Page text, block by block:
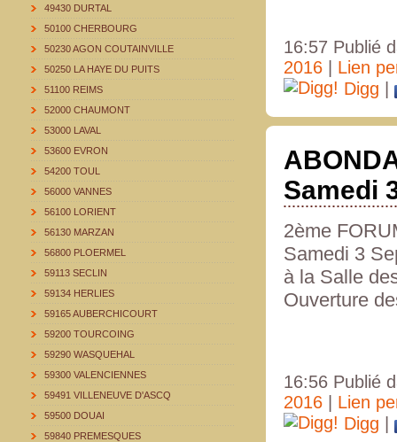
49430 DURTAL
50100 CHERBOURG
50230 AGON COUTAINVILLE
50250 LA HAYE DU PUITS
51100 REIMS
52000 CHAUMONT
53000 LAVAL
53600 EVRON
54200 TOUL
56000 VANNES
56100 LORIENT
56130 MARZAN
56800 PLOERMEL
59113 SECLIN
59134 HERLIES
59165 AUBERCHICOURT
59200 TOURCOING
59290 WASQUEHAL
59300 VALENCIENNES
59491 VILLENEUVE D'ASCQ
59500 DOUAI
59840 PREMESQUES
16:57 Publié
2016
Lien
Digg
Samedi
2ème
Samedi 3
à la Salle
Ouverture
16:56 Publié
2016
Lien
Digg